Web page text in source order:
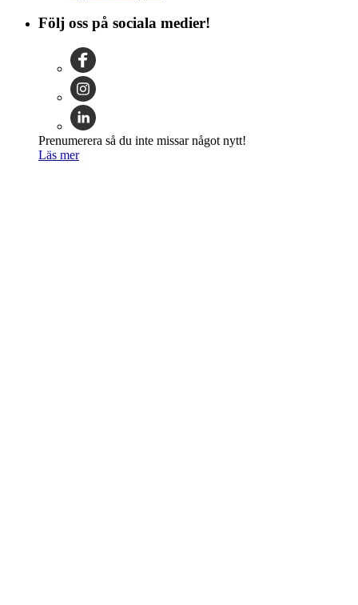
Följ oss på sociala medier!
Prenumerera så du inte missar något nytt!
Läs mer